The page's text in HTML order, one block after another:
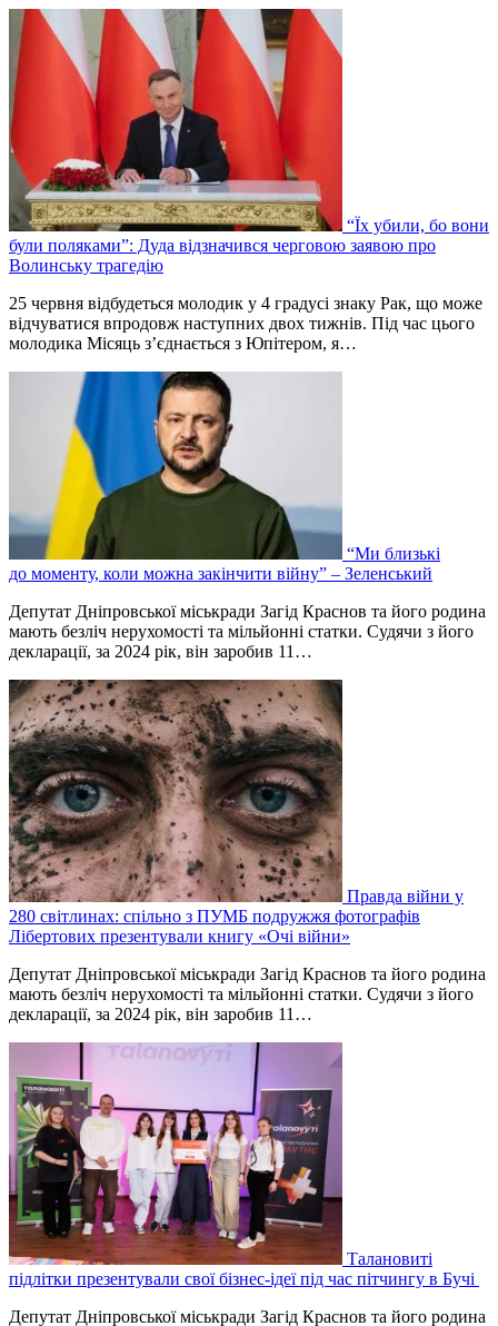
“Їх убили, бо вони
були поляками”: Дуда відзначився черговою заявою про
Волинську трагедію
25 червня відбудеться молодик у 4 градусі знаку Рак, що може
відчуватися впродовж наступних двох тижнів. Під час цього
молодика Місяць зʼєднається з Юпітером, я…
“Ми близькі
до моменту, коли можна закінчити війну” – Зеленський
Депутат Дніпровської міськради Загід Краснов та його родина
мають безліч нерухомості та мільйонні статки. Судячи з його
декларації, за 2024 рік, він заробив 11…
Правда війни у
280 світлинах: спільно з ПУМБ подружжя фотографів
Лібертових презентували книгу «Очі війни»
Депутат Дніпровської міськради Загід Краснов та його родина
мають безліч нерухомості та мільйонні статки. Судячи з його
декларації, за 2024 рік, він заробив 11…
Талановиті
підлітки презентували свої бізнес-ідеї під час пітчингу в Бучі
Депутат Дніпровської міськради Загід Краснов та його родина